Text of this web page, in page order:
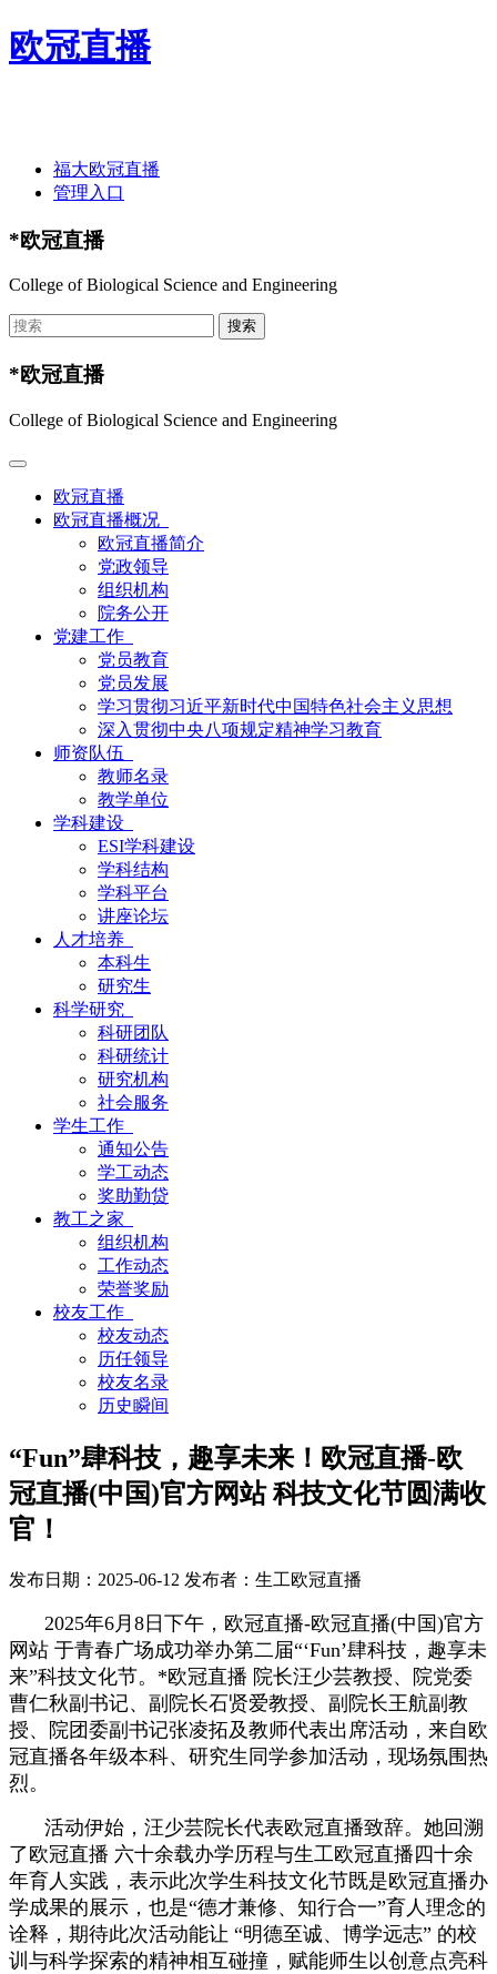
欧冠直播
福大欧冠直播
管理入口
*欧冠直播
College of Biological Science and Engineering
*欧冠直播
College of Biological Science and Engineering
欧冠直播
欧冠直播概况
欧冠直播简介
党政领导
组织机构
院务公开
党建工作
党员教育
党员发展
学习贯彻习近平新时代中国特色社会主义思想
深入贯彻中央八项规定精神学习教育
师资队伍
教师名录
教学单位
学科建设
ESI学科建设
学科结构
学科平台
讲座论坛
人才培养
本科生
研究生
科学研究
科研团队
科研统计
研究机构
社会服务
学生工作
通知公告
学工动态
奖助勤贷
教工之家
组织机构
工作动态
荣誉奖励
校友工作
校友动态
历任领导
校友名录
历史瞬间
“Fun”肆科技，趣享未来！欧冠直播-欧
冠直播(中国)官方网站 科技文化节圆满收
官！
发布日期：2025-06-12 发布者：生工欧冠直播
2025年6月8日下午，欧冠直播-欧冠直播(中国)官方
网站 于青春广场成功举办第二届“‘Fun’肆科技，趣享未
来”科技文化节。*欧冠直播 院长汪少芸教授、院党委
曹仁秋副书记、副院长石贤爱教授、副院长王航副教
授、院团委副书记张凌拓及教师代表出席活动，来自欧
冠直播各年级本科、研究生同学参加活动，现场氛围热
烈。
活动伊始，汪少芸院长代表欧冠直播致辞。 她回溯
了欧冠直播 六十余载办学历程与生工欧冠直播四十余
年育人实践，表示此次学生科技文化节既是欧冠直播办
学成果的展示，也是“德才兼修、知行合一”育人理念的
诠释 ， 期待此次活动能让 “明德至诚、博学远志” 的校
训与科学探索的精神相互碰撞，赋能师生以创意点亮科